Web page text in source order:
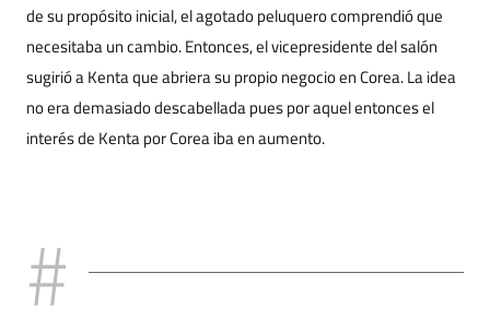
de su propósito inicial, el agotado peluquero comprendió que
necesitaba un cambio. Entonces, el vicepresidente del salón
sugirió a Kenta que abriera su propio negocio en Corea. La idea
no era demasiado descabellada pues por aquel entonces el
interés de Kenta por Corea iba en aumento.